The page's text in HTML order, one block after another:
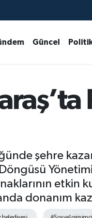
Güncel
şehre
etkin
donanım